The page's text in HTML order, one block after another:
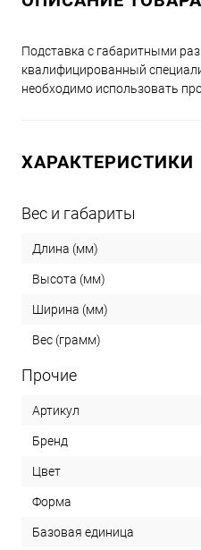
Подставка с габаритными
квалифицированный
необходимо использовать
ХАРАКТЕРИСТИКИ
Вес и габариты
Длина (мм)
Высота (мм)
Ширина (мм)
Вес (грамм)
Прочие
Артикул
Бренд
Цвет
Форма
Базовая единица